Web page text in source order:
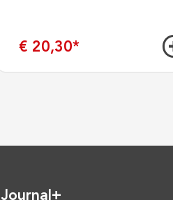
€ 20,30*
Journal+